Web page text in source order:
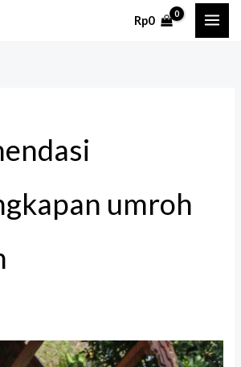
Rp0
umroh